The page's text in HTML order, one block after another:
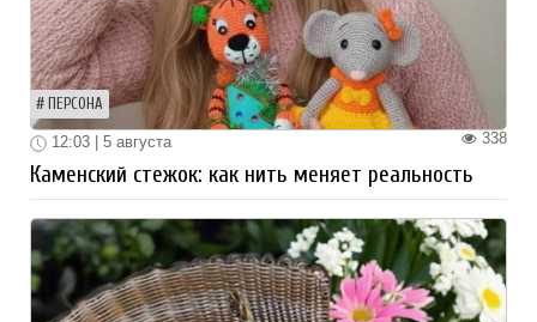
ПЕРСОНА
338
12:03 | 5 августа
Каменский стежок: как нить меняет реальность